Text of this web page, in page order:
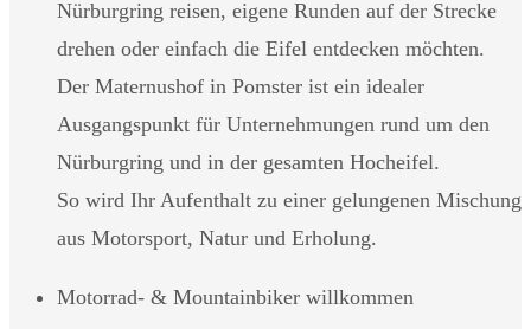
Nürburgring reisen, eigene Runden auf der Strecke
drehen oder einfach die Eifel entdecken möchten.
Der Maternushof in Pomster ist ein idealer
Ausgangspunkt für Unternehmungen rund um den
Nürburgring und in der gesamten Hocheifel.
So wird Ihr Aufenthalt zu einer gelungenen Mischung
aus Motorsport, Natur und Erholung.
Motorrad- & Mountainbiker willkommen